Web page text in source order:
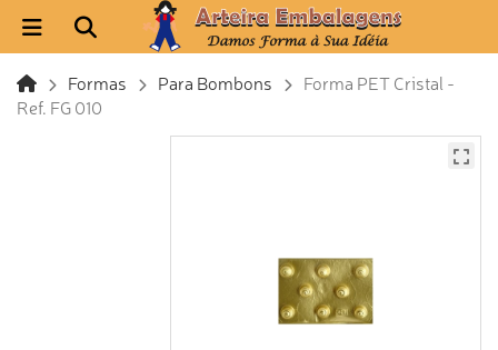
Formas Para Bombons
Forma PET Cristal -
Ref. FG 010